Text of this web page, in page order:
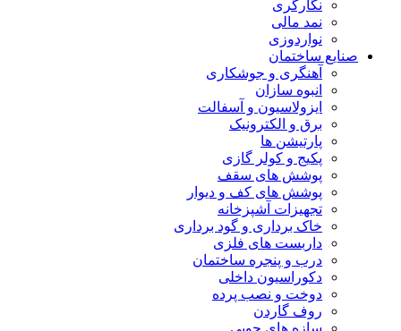
نگارگری
نمد مالی
نواردوزی
صنایع ساختمان
آهنگری و جوشکاری
انبوه سازان
ایزولاسیون و آسفالت
برق و الکترونیک
پارتیشن ها
پکیج و کولر گازی
پوشش های سقف
پوشش های کف و دیوار
تجهیزات آشپزخانه
خاک برداری و گود برداری
داربست های فلزی
درب و پنجره ساختمان
دکوراسیون داخلی
دوخت و نصب پرده
روف گاردن